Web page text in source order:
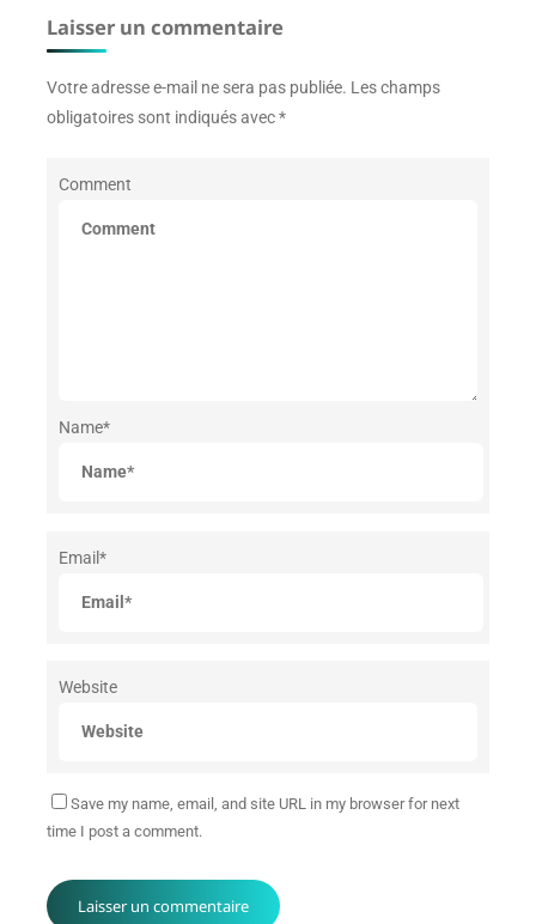
Laisser un commentaire
Votre adresse e-mail ne sera pas publiée. Les champs
obligatoires sont indiqués avec*
Comment
Name*
Email*
Website
Save my name, email, and site URL in my browser for next
time I post a comment.